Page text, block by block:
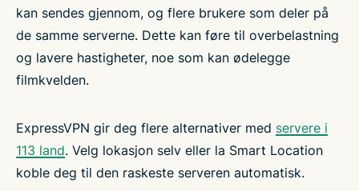
kan sendes gjennom, og flere brukere som deler på
de samme serverne. Dette kan føre til overbelastning
og lavere hastigheter, noe som kan ødelegge
filmkvelden.
ExpressVPN gir deg flere alternativer med servere i
113 land. Velg lokasjon selv eller la Smart Location
koble deg til den raskeste serveren automatisk.